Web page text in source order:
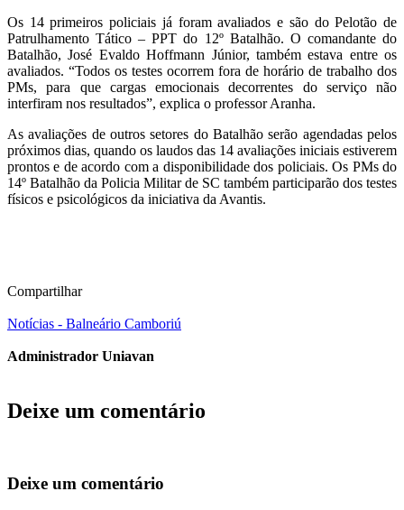
Os 14 primeiros policiais já foram avaliados e são do Pelotão de
Patrulhamento Tático – PPT do 12º Batalhão. O comandante do
Batalhão, José Evaldo Hoffmann Júnior, também estava entre os
avaliados. “Todos os testes ocorrem fora de horário de trabalho dos
PMs, para que cargas emocionais decorrentes do serviço não
interfiram nos resultados”, explica o professor Aranha.
As avaliações de outros setores do Batalhão serão agendadas pelos
próximos dias, quando os laudos das 14 avaliações iniciais estiverem
prontos e de acordo com a disponibilidade dos policiais. Os PMs do
14º Batalhão da Policia Militar de SC também participarão dos testes
físicos e psicológicos da iniciativa da Avantis.
Compartilhar
Notícias - Balneário Camboriú
Administrador Uniavan
Deixe um comentário
Deixe um comentário